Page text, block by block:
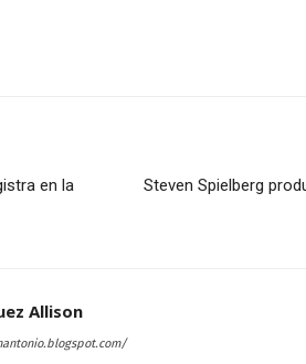
en la
Steven Spielberg
Allison